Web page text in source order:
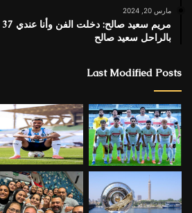
مارس 20, 2024
بالراحل سعيد صالح
Last Modified Posts